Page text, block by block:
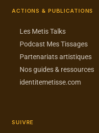
ACTIONS & PUBLICATIONS
Les Metis Talks
Podcast Mes Tissages
Partenariats artistiques
Nos guides & ressources
identitemetisse.com
SUIVRE